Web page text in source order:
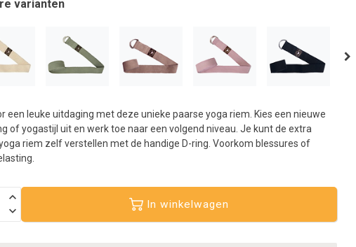
naar
zoekresultaat
gaan.
met
aanraaktoetsen
werkt,
swipetekens
varianten
een leuke uitdaging met deze unieke paarse yoga riem. Kies een nieuwe
of yogastijl uit en werk toe naar een volgend niveau. Je kunt de extra
riem zelf verstellen met de handige D-ring. Voorkom blessures of
In winkelwagen